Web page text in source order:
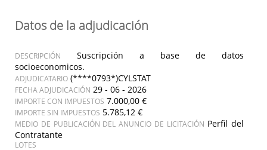
Datos de la adjudicación
DESCRIPCIÓN
Suscripción a base de datos
socioeconomicos.
ADJUDICATARIO (****0793*)CYLSTAT
FECHA ADJUDICACIÓN 29 - 06 - 2026
IMPORTE CON IMPUESTOS 7.000,00 €
IMPORTE SIN IMPUESTOS 5.785,12 €
MEDIO DE PUBLICACIÓN DEL ANUNCIO DE LICITACIÓN Perfil del
Contratante
LOTES